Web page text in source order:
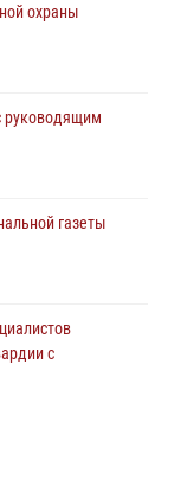
охраны
руководящим
газеты
с